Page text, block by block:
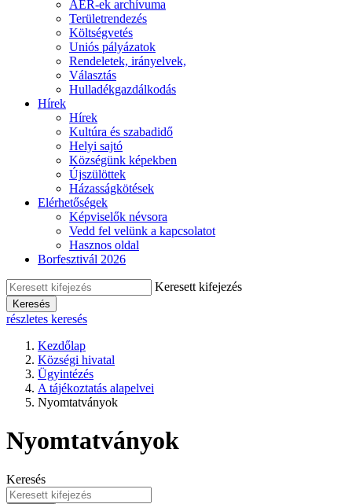
ÁÉR-ek archívuma
Területrendezés
Költségvetés
Uniós pályázatok
Rendeletek, irányelvek,
Választás
Hulladékgazdálkodás
Hírek
Hírek
Kultúra és szabadidő
Helyi sajtó
Községünk képekben
Újszülöttek
Házasságkötések
Elérhetőségek
Képviselők névsora
Vedd fel velünk a kapcsolatot
Hasznos oldal
Borfesztivál 2026
Keresett kifejezés
Keresés
részletes keresés
Kezdőlap
Községi hivatal
Ügyintézés
A tájékoztatás alapelvei
Nyomtatványok
Nyomtatványok
Keresés